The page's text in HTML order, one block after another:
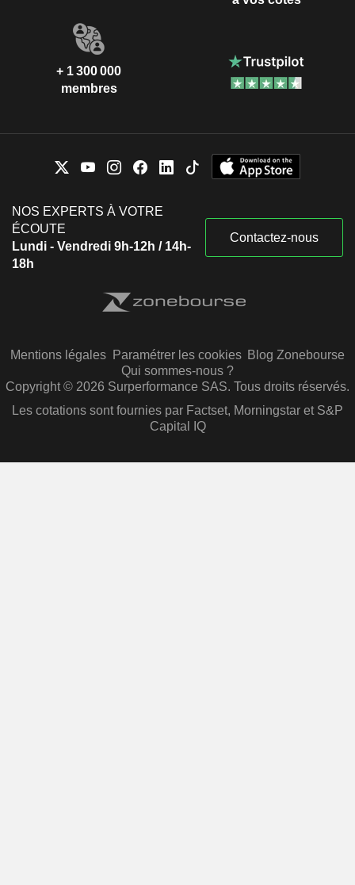
+ 1 300 000
membres
NOS EXPERTS À VOTRE
ÉCOUTE
Lundi - Vendredi 9h-12h / 14h-
18h
Contactez-nous
Mentions légales Paramétrer les cookies Blog Zonebourse
Qui sommes-nous ?
Copyright © 2026 Surperformance SAS. Tous droits réservés.
Les cotations sont fournies par Factset, Morningstar et S&P
Capital IQ